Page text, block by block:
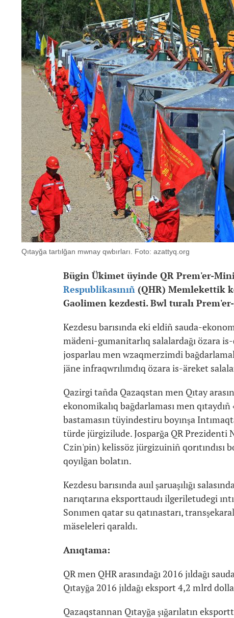
Qıtayğa tartılğan mwnay qwbırları. Foto: azattyq.org
Bügin Ükimet üyinde QR Prem'er-
Respublikasınıñ (QHR) Memlekettik
Gaolimen kezdesti. Bwl turalı
Kezdesu barısında eki eldiñ sauda-
mädeni-gumanitarlıq salalardağı özara
josparlau men wzaqmerzimdi
jäne infraqwrılımdıq özara is-äreket
Qazirgi tañda Qazaqstan men Qıtay
ekonomikalıq bağdarlaması men
bastamasın tüyindestiru boyınşa
türde jürgizilude. Josparğa QR Prezidenti
Czin'pin) kelissöz jürgizuiniñ qorıtındısı
qoyılğan bolatın.
Kezdesu barısında auıl şaruaşılığı
narıqtarına eksporttaudı ilgeriletudegi
Sonımen qatar su qatınastarı,
mäseleleri qaraldı.
Anıqtama:
QR men QHR arasındağı 2016 jıldağı
Qıtayğa 2016 jıldağı eksport 4,2 mlrd
Qazaqstannan Qıtayğa şığarılatın